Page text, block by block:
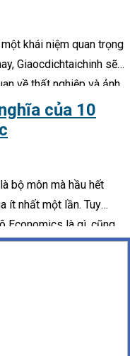
khái niệm quan trọng
Giaocdichtaichinh sẽ
về thất nghiệp và ảnh
kinh…
của 10
bộ môn mà hầu hết
ít nhất một lần. Tuy
Economics là gì, cũng